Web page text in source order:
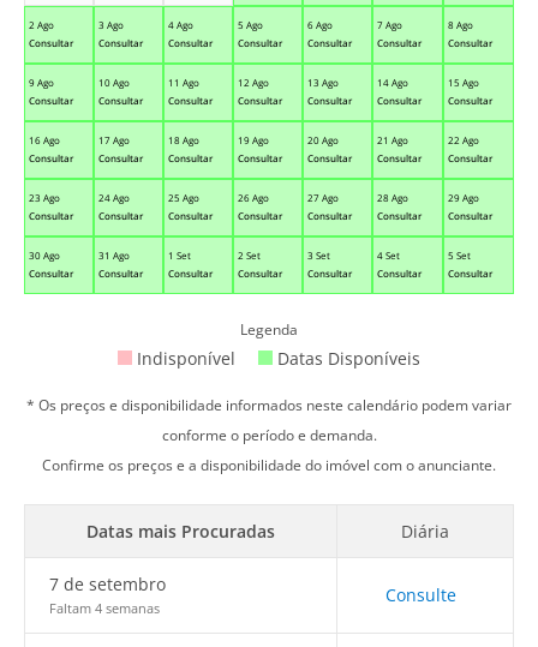
2 Ago
Consultar
3 Ago
Consultar
4 Ago
Consultar
5 Ago
Consultar
6 Ago
Consultar
7 Ago
Consultar
8 Ago
Consultar
9 Ago
Consultar
10 Ago
Consultar
11 Ago
Consultar
12 Ago
Consultar
13 Ago
Consultar
14 Ago
Consultar
15 Ago
Consultar
16 Ago
Consultar
17 Ago
Consultar
18 Ago
Consultar
19 Ago
Consultar
20 Ago
Consultar
21 Ago
Consultar
22 Ago
Consultar
23 Ago
Consultar
24 Ago
Consultar
25 Ago
Consultar
26 Ago
Consultar
27 Ago
Consultar
28 Ago
Consultar
29 Ago
Consultar
30 Ago
Consultar
31 Ago
Consultar
1 Set
Consultar
2 Set
Consultar
3 Set
Consultar
4 Set
Consultar
5 Set
Consultar
Legenda
Indisponível Datas Disponíveis
* Os preços e disponibilidade informados neste calendário podem variar
conforme o período e demanda.
Confirme os preços e a disponibilidade do imóvel com o anunciante.
Datas mais Procuradas Diária
7 de setembro
Faltam 4 semanas
Consulte